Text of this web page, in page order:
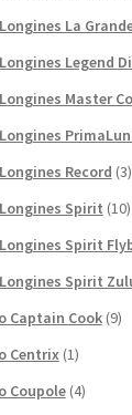
La
Legend
Master
Record (3)
Spirit (10)
Spirit
Spirit
Captain Cook (9)
Centrix (1)
Coupole (4)